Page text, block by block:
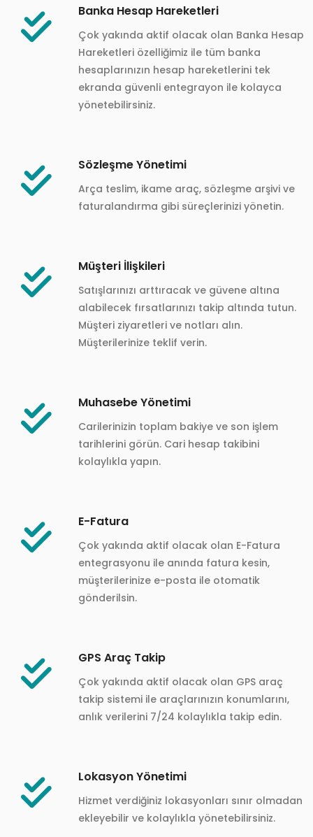
Banka Hesap Hareketleri
Çok yakında aktif olacak olan Banka Hesap
Hareketleri özelliğimiz ile tüm banka
hesaplarınızın hesap hareketlerini tek
ekranda güvenli entegrayon ile kolayca
yönetebilirsiniz.
Sözleşme Yönetimi
Arça teslim, ikame araç, sözleşme arşivi ve
faturalandırma gibi süreçlerinizi yönetin.
Müşteri İlişkileri
Satışlarınızı arttıracak ve güvene altına
alabilecek fırsatlarınızı takip altında tutun.
Müşteri ziyaretleri ve notları alın.
Müşterilerinize teklif verin.
Muhasebe Yönetimi
Carilerinizin toplam bakiye ve son işlem
tarihlerini görün. Cari hesap takibini
kolaylıkla yapın.
E-Fatura
Çok yakında aktif olacak olan E-Fatura
entegrasyonu ile anında fatura kesin,
müşterilerinize e-posta ile otomatik
gönderilsin.
GPS Araç Takip
Çok yakında aktif olacak olan GPS araç
takip sistemi ile araçlarınızın konumlarını,
anlık verilerini 7/24 kolaylıkla takip edin.
Lokasyon Yönetimi
Hizmet verdiğiniz lokasyonları sınır olmadan
ekleyebilir ve kolaylıkla yönetebilirsiniz.